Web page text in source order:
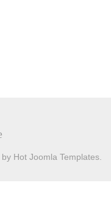
Hot Joomla Templates.